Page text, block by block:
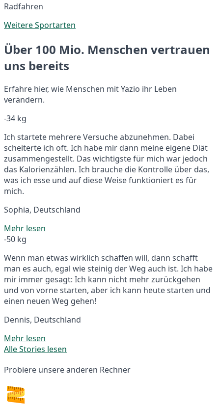
Radfahren
Weitere Sportarten
Über 100 Mio. Menschen vertrauen
uns bereits
Erfahre hier, wie Menschen mit Yazio ihr Leben
verändern.
-34 kg
Ich startete mehrere Versuche abzunehmen. Dabei
scheiterte ich oft. Ich habe mir dann meine eigene Diät
zusammengestellt. Das wichtigste für mich war jedoch
das Kalorienzählen. Ich brauche die Kontrolle über das,
was ich esse und auf diese Weise funktioniert es für
mich.
Sophia, Deutschland
Mehr lesen
-50 kg
Wenn man etwas wirklich schaffen will, dann schafft
man es auch, egal wie steinig der Weg auch ist. Ich habe
mir immer gesagt: Ich kann nicht mehr zurückgehen
und von vorne starten, aber ich kann heute starten und
einen neuen Weg gehen!
Dennis, Deutschland
Mehr lesen
Alle Stories lesen
Probiere unsere anderen Rechner